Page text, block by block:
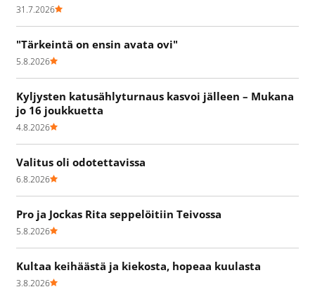
31.7.2026
"Tärkeintä on ensin avata ovi"
5.8.2026
Kyljysten katusählyturnaus kasvoi jälleen – Mukana
jo 16 joukkuetta
4.8.2026
Valitus oli odotettavissa
6.8.2026
Pro ja Jockas Rita seppelöitiin Teivossa
5.8.2026
Kultaa keihäästä ja kiekosta, hopeaa kuulasta
3.8.2026